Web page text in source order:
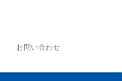
お問い合わせ